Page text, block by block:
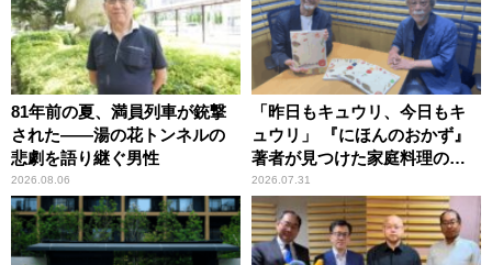
81年前の夏、満員列車が銃撃
された――湯の花トンネルの
悲劇を語り継ぐ男性
2026.08.06
「昨日もキュウリ、今日もキ
ュウリ」 『にほんのおかず』
著者が見つけた家庭料理の知
恵
2026.07.31